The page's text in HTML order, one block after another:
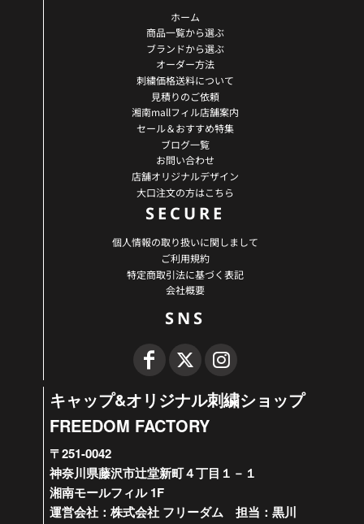
ホーム
商品一覧から選ぶ
ブランドから選ぶ
オーダー方法
刺繍価格送料について
見積りのご依頼
湘南mallフィル店舗案内
セール＆おすすめ特集
ブログ一覧
お問い合わせ
店舗オリジナルデザイン
大口注文の方はこちら
SECURE
個人情報の取り扱いに関しまして
ご利用規約
特定商取引法に基づく表記
会社概要
SNS
キャップ&オリジナル刺繍ショップ
FREEDOM FACTORY
〒251-0042
神奈川県藤沢市辻堂新町４丁目１－１
湘南モールフィル 1F
運営会社：株式会社 フリーダム 担当：黒川